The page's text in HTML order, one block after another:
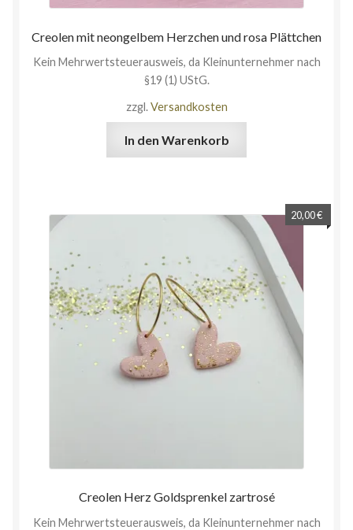
Creolen mit neongelbem Herzchen und rosa Plättchen
Kein Mehrwertsteuerausweis, da Kleinunternehmer nach
§19 (1) UStG.
zzgl.Versandkosten
In den Warenkorb
Creolen Herz Goldsprenkel zartrosé
20,00€
Kein Mehrwertsteuerausweis, da Kleinunternehmer nach